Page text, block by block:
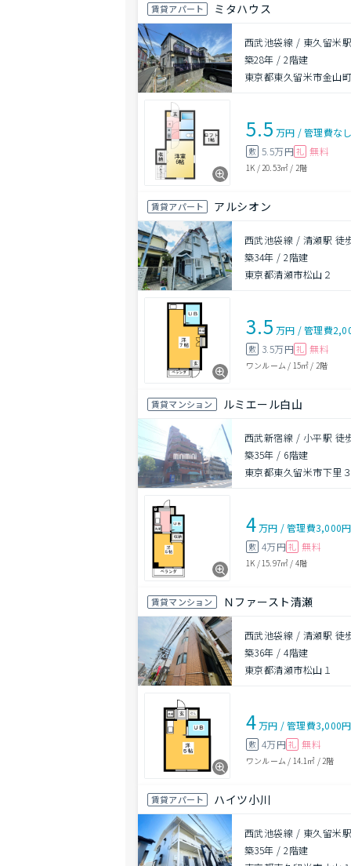
賃貸アパート ミタハウス
西武池袋線 / 東久留米
築28年 /2階建
東京都東久留米市金山町
5.5 万円 /管理費なし
敷 5.5万円 礼 無料
1K / 20.53㎡ / 2階
賃貸アパート アルシオン
西武池袋線 / 清瀬駅 徒
築34年 /2階建
東京都清瀬市松山２
3.5 万円 /管理費
敷 3.5万円 礼 無料
ワンルーム / 15㎡ / 2階
賃貸マンション ルミエール白山
西武新宿線 / 小平駅 徒
築35年 / 6階建
東京都東久留米市下里３
4万円 /管理費3,000円
敷 4万円 礼 無料
1K / 15.97㎡ / 4階
賃貸マンション Ｎファースト清瀬
西武池袋線 / 清瀬駅 徒
築36年 /4階建
東京都清瀬市松山１
4万円 /管理費3,000円
敷 4万円 礼 無料
ワンルーム / 14.1㎡ / 2階
賃貸アパート ハイツ小川
西武池袋線 / 東久留米
築35年 /2階建